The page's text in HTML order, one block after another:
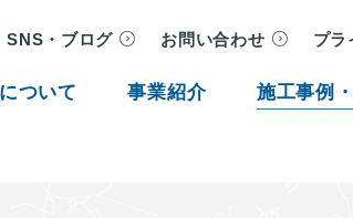
SNS・ブログ お問い合わせ プラ
ついて 事業紹介 施工事例